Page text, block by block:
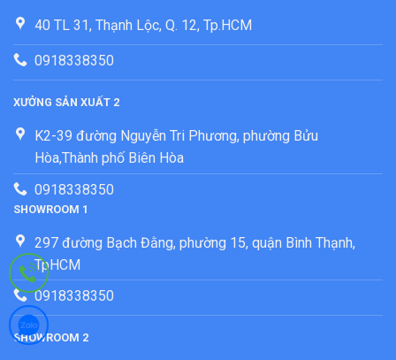
40 TL 31, Thạnh Lộc, Q. 12, Tp.HCM
0918338350
XƯỞNG SẢN XUẤT 2
K2-39 đường Nguyễn Tri Phương, phường Bửu
Hòa,Thành phố Biên Hòa
0918338350
SHOWROOM 1
297 đường Bạch Đằng, phường 15, quận Bình Thạnh,
TpHCM
0918338350
SHOWROOM 2